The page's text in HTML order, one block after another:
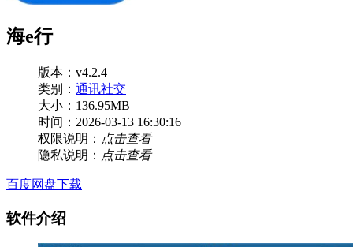
海e行
版本：v4.2.4
类别： 通讯社交
大小：136.95MB
时间：2026-03-13 16:30:16
权限说明： 点击查看
隐私说明： 点击查看
百度网盘下载
软件介绍